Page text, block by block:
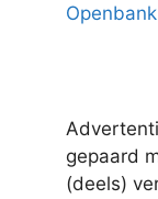
Openbank
gepaard
(deels)